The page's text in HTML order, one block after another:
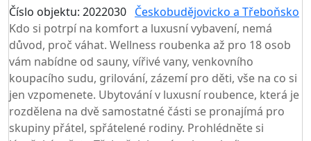
Číslo objektu: 2022030 Českobudějovicko a Třeboňsko
Kdo si potrpí na komfort a luxusní vybavení, nemá
důvod, proč váhat. Wellness roubenka až pro 18 osob
vám nabídne od sauny, vířivé vany, venkovního
koupacího sudu, grilování, zázemí pro děti, vše na co si
jen vzpomenete. Ubytování v luxusní roubence, která je
rozdělena na dvě samostatné části se pronajímá pro
skupiny přátel, spřátelené rodiny. Prohlédněte si